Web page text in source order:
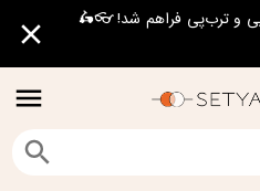
و ترب‌پی فراهم شد! 👓🛵